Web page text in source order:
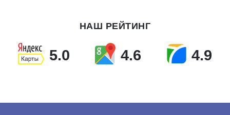
НАШ РЕЙТИНГ
5.0 4.6 4.9